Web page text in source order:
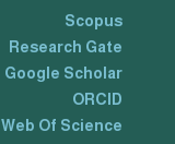
Scopus
Research Gate
Google Scholar
ORCID
Web Of Science